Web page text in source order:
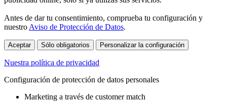
Antes de dar tu consentimiento, comprueba tu configuración y
nuestro Aviso de Protección de Datos.
Aceptar Sólo obligatorios Personalizar la configuración
Nuestra política de privacidad
Configuración de protección de datos personales
Marketing a través de customer match